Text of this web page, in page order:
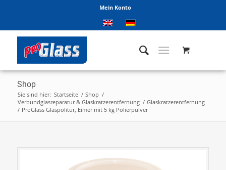
Mein Konto
Shop
Sie sind hier: Startseite / Shop /
Verbundglasreparatur & Glaskratzerentfernung / Glaskratzerentfernung
/ ProGlass Glaspolitur, Eimer mit 5 kg Polierpulver